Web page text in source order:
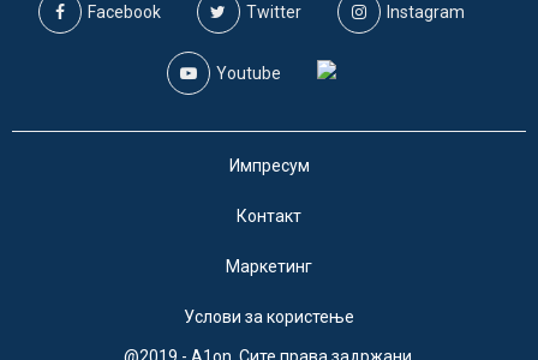
Facebook Twitter Instagram
Youtube
Импресум
Контакт
Маркетинг
Услови за користење
@2019 - A1on. Сите права задржани.